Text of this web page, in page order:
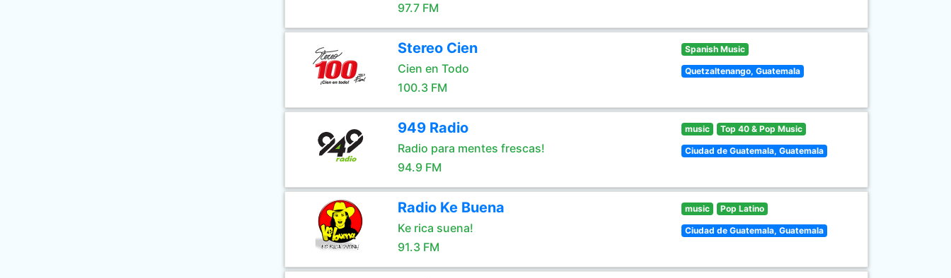
97.7 FM
Stereo Cien
Cien en Todo
100.3 FM
Spanish Music
Quetzaltenango, Guatemala
949 Radio
Radio para mentes frescas!
94.9 FM
music Top 40 & Pop Music
Ciudad de Guatemala, Guatemala
Radio Ke Buena
Ke rica suena!
91.3 FM
music Pop Latino
Ciudad de Guatemala, Guatemala